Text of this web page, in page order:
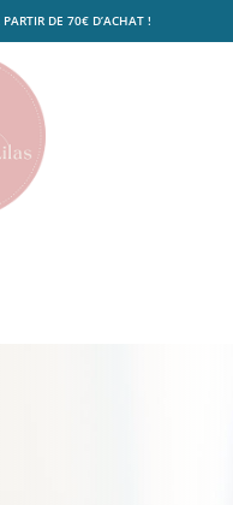
DE 70€ D’ACHAT !